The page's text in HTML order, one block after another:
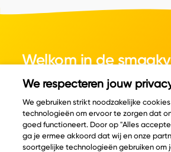
Welkom in de
van kaas.
© Copyright 2026
We respecteren jouw
We gebruiken strikt noodzakelijke
technologieën om ervoor te zorgen dat
goed functioneert. Door op "Alles
ga je ermee akkoord dat wij en onze
soortgelijke technologieën gebruiken om